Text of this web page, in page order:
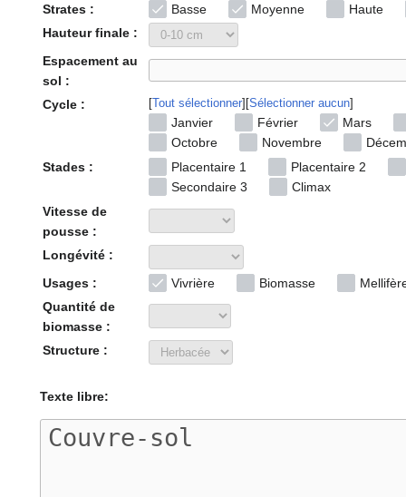
Strates :
Basse Moyenne
Haute
Hauteur finale :
Espacement au
sol :
Cycle :
Tout sélectionner Sélectionner aucun
Janvier Février
Mars
Octobre
Novembre
Stades :
Placentaire 1
Placentaire 2
Secondaire 3
Climax
Vitesse de
pousse :
Longévité :
Usages :
Vivrière Biomasse
Quantité de
biomasse :
Structure :
Texte libre: